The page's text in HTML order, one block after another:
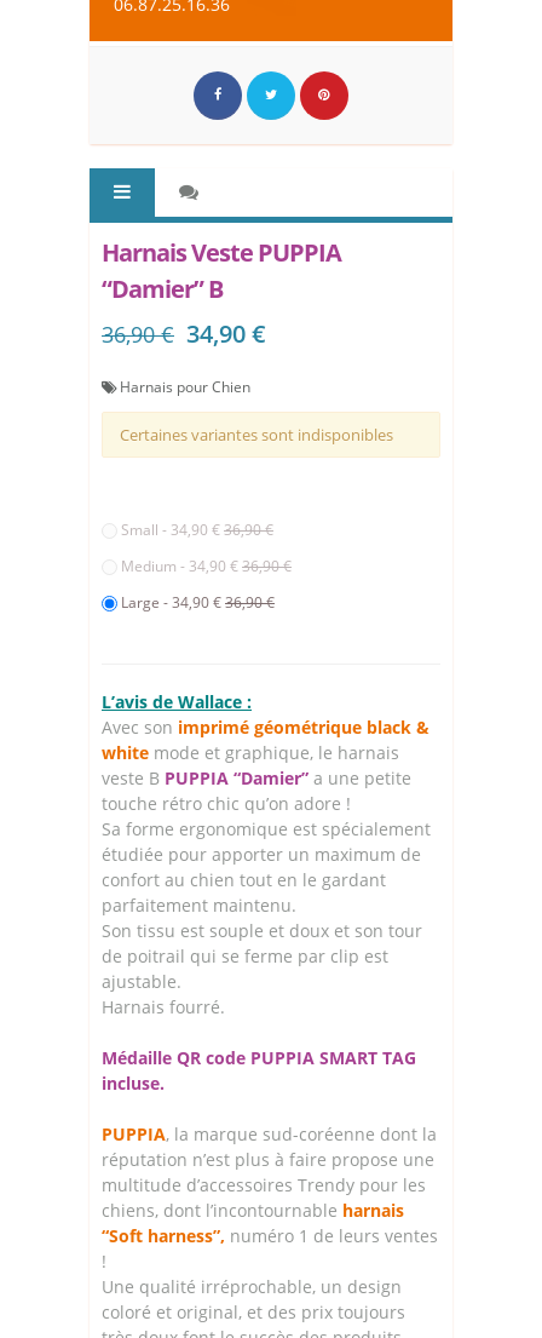
Harnais Veste PUPPIA
“Damier” B
36,90 € 34,90 €
Harnais pour Chien
Certaines variantes sont indisponibles
Small - 34,90 €36,90 €
Medium - 34,90 €36,90 €
Large - 34,90 €36,90 €
L’avis de Wallace :
Avec son imprimé géométrique black &
white mode et graphique, le harnais
veste B PUPPIA “Damier” a une petite
touche rétro chic qu’on adore !
Sa forme ergonomique est spécialement
étudiée pour apporter un maximum de
confort au chien tout en le gardant
parfaitement maintenu.
Son tissu est souple et doux et son tour
de poitrail qui se ferme par clip est
ajustable.
Harnais fourré.
Médaille QR code PUPPIA SMART TAG
incluse.
PUPPIA, la marque sud-coréenne dont la
réputation n’est plus à faire propose une
multitude d’accessoires Trendy pour les
chiens, dont l’incontournable harnais
“Soft harness”, numéro 1 de leurs ventes
!
Une qualité irréprochable, un design
coloré et original, et des prix toujours